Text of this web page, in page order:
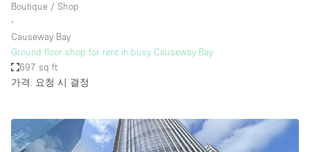
Boutique / Shop
∙
Causeway Bay
Ground floor shop for rent in busy Causeway Bay
697 sq ft
가격: 요청 시 결정